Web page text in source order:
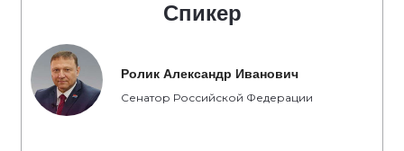
Спикер
Ролик Александр Иванович
Сенатор Российской Федерации